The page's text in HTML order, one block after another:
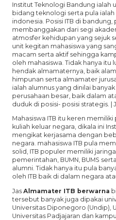
Institut Teknologi Bandung ialah
bidang teknologi serta pula
indonesia. Posisi ITB di
membanggakan dari segi
atmosfer kehidupan yang sejuk
unit kegitan mahasiswa yang
macam serta aktif sehingga
oleh mahasiswa. Tidak hanya itu
hendak almamaternya, baik
himpunan serta almamater
ialah alumnus yang dinilai
perusahaan besar, baik dalam
duduk di posisi- posisi strategis. |
Mahasiswa ITB itu keren
kuliah keluar negara, dikala ini
mengikat kerjasama dengan
negara. mahasiswa ITB pula
solid, ITB populer memiliki
pemerintahan, BUMN, BUMS
alumni. Tidak hanya itu pula
oleh ITB baik di dalam negara
Jas Almamater ITB berwarna
tersebut banyak juga dipakai
Universitas Diponegoro (Undip),
Universitas Padjajaran dan